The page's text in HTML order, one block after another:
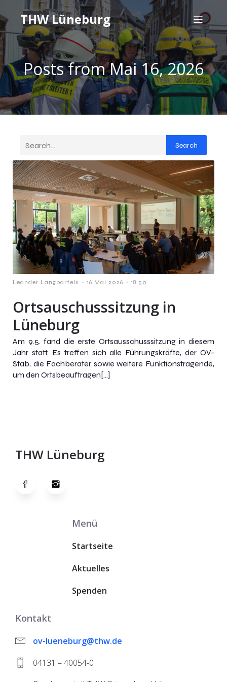
THW Lüneburg
Posts from Mai 16, 2026
Search
Leander Langbartels - 16 Mai 2026 - 18:50
Ortsauschusssitzung in
Lüneburg
Am 9.5. fand die erste Ortsausschusssitzung in diesem
Jahr statt. Es treffen sich alle Führungskräfte, der OV-
Stab, die Fachberater sowie weitere Funktionstragende,
um den Ortsbeauftragen[…]
THW Lüneburg
Menü
Startseite
Aktuelles
Spenden
Kontakt
ov-lueneburg@thw.de
04131 – 40054-0